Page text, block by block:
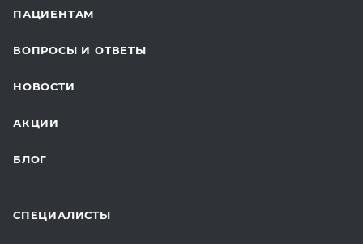
ДЛЯ БУДУЩИХ МАМ
ПАЦИЕНТАМ
ВОПРОСЫ И ОТВЕТЫ
НОВОСТИ
АКЦИИ
БЛОГ
СПЕЦИАЛИСТЫ